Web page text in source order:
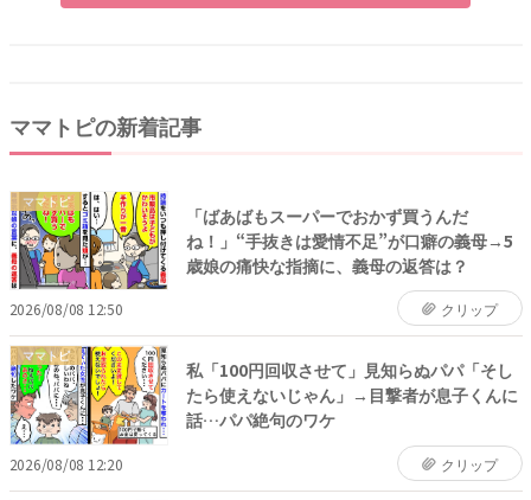
ママトピの新着記事
ママトピ
「ばあばもスーパーでおかず買うんだ
ね！」“手抜きは愛情不足”が口癖の義母→5
歳娘の痛快な指摘に、義母の返答は？
2026/08/08 12:50 クリップ
ママトピ
私「100円回収させて」見知らぬパパ「そし
たら使えないじゃん」→目撃者が息子くんに
話…パパ絶句のワケ
2026/08/08 12:20 クリップ